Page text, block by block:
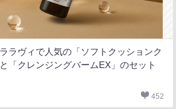
ラヴィで人気の「ソフトクッションク
「クレンジングバームEX」のセット
452